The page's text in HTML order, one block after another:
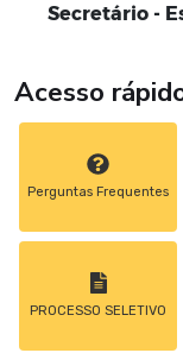
Secretário -
Acesso
Perguntas Frequentes
PROCESSO SELETIVO